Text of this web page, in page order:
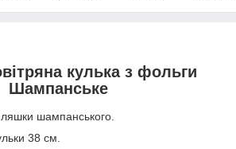
кулька з фольги
Шампанське
шампанського.
38 см.